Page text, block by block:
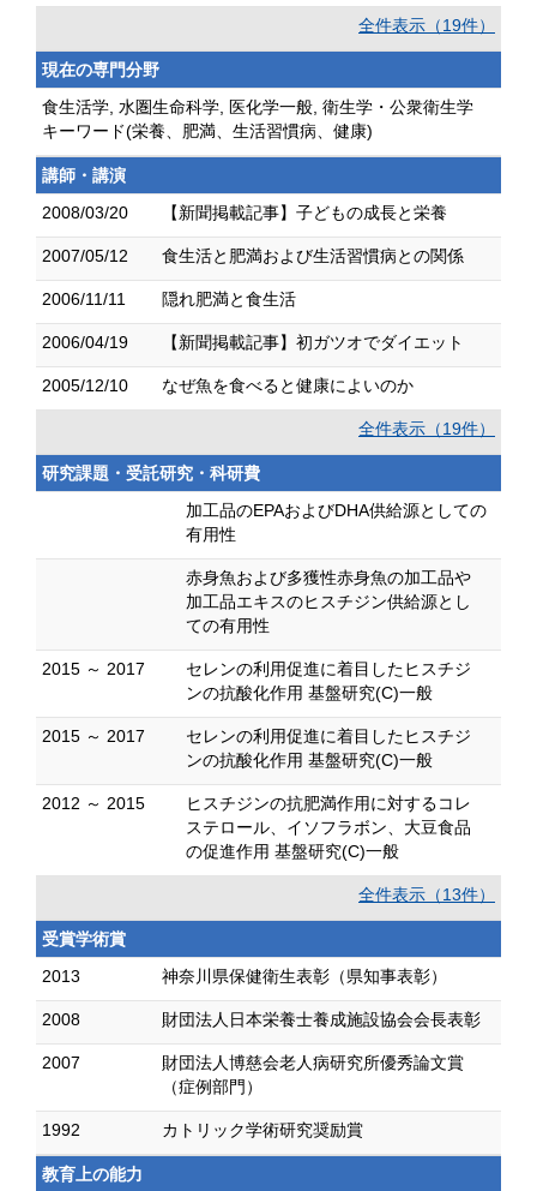
全件表示（19件）
現在の専門分野
食生活学, 水圏生命科学, 医化学一般, 衛生学・公衆衛生学
キーワード(栄養、肥満、生活習慣病、健康)
講師・講演
2008/03/20
【新聞掲載記事】子どもの成長と栄養
2007/05/12 食生活と肥満および生活習慣病との関係
2006/11/11 隠れ肥満と食生活
2006/04/19 【新聞掲載記事】初ガツオでダイエット
2005/12/10 なぜ魚を食べると健康によいのか
全件表示（19件）
研究課題・受託研究・科研費
加工品のEPAおよびDHA供給源としての
有用性
赤身魚および多獲性赤身魚の加工品や
加工品エキスのヒスチジン供給源とし
ての有用性
2015 ～ 2017
セレンの利用促進に着目したヒスチジ
ンの抗酸化作用 基盤研究(C)一般
2015 ～ 2017
セレンの利用促進に着目したヒスチジ
ンの抗酸化作用 基盤研究(C)一般
2012 ～ 2015
ヒスチジンの抗肥満作用に対するコレ
ステロール、イソフラボン、大豆食品
の促進作用 基盤研究(C)一般
全件表示（13件）
受賞学術賞
2013
神奈川県保健衛生表彰（県知事表彰）
2008 財団法人日本栄養士養成施設協会会長表彰
2007
財団法人博慈会老人病研究所優秀論文賞
（症例部門）
1992 カトリック学術研究奨励賞
教育上の能力